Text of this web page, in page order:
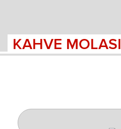
KAHVE MOLASI